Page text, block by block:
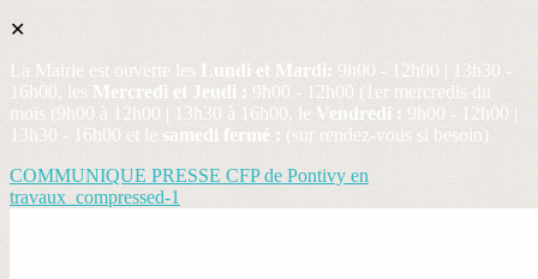
✕
La Mairie est ouverte les Lundi et Mardi: 9h00 - 12h00 | 13h30 -
16h00, les Mercredi et Jeudi : 9h00 - 12h00 (1er mercredis du
mois (9h00 à 12h00 | 13h30 à 16h00, le Vendredi : 9h00 - 12h00 |
13h30 - 16h00 et le samedi fermé : (sur rendez-vous si besoin)
COMMUNIQUE PRESSE CFP de Pontivy en
travaux_compressed-1